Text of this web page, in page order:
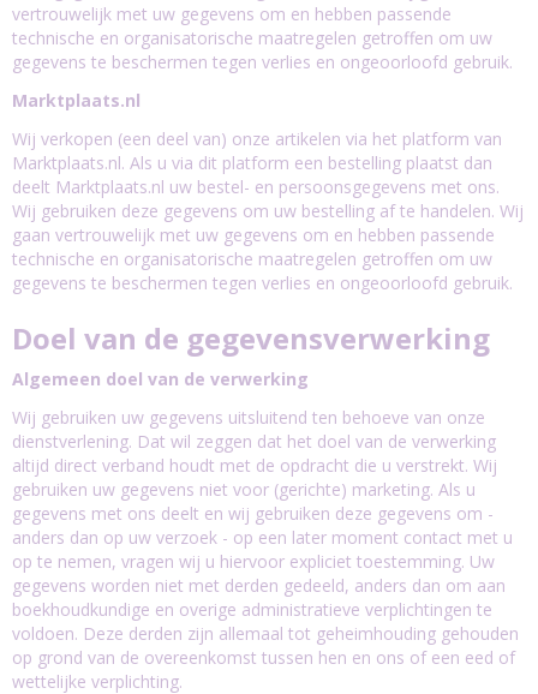
vertrouwelijk met uw gegevens om en hebben passende
technische en organisatorische maatregelen getroffen om uw
gegevens te beschermen tegen verlies en ongeoorloofd gebruik.
Marktplaats.nl
Wij verkopen (een deel van) onze artikelen via het platform van
Marktplaats.nl. Als u via dit platform een bestelling plaatst dan
deelt Marktplaats.nl uw bestel- en persoonsgegevens met ons.
Wij gebruiken deze gegevens om uw bestelling af te handelen. Wij
gaan vertrouwelijk met uw gegevens om en hebben passende
technische en organisatorische maatregelen getroffen om uw
gegevens te beschermen tegen verlies en ongeoorloofd gebruik.
Doel van de gegevensverwerking
Algemeen doel van de verwerking
Wij gebruiken uw gegevens uitsluitend ten behoeve van onze
dienstverlening. Dat wil zeggen dat het doel van de verwerking
altijd direct verband houdt met de opdracht die u verstrekt. Wij
gebruiken uw gegevens niet voor (gerichte) marketing. Als u
gegevens met ons deelt en wij gebruiken deze gegevens om -
anders dan op uw verzoek - op een later moment contact met u
op te nemen, vragen wij u hiervoor expliciet toestemming. Uw
gegevens worden niet met derden gedeeld, anders dan om aan
boekhoudkundige en overige administratieve verplichtingen te
voldoen. Deze derden zijn allemaal tot geheimhouding gehouden
op grond van de overeenkomst tussen hen en ons of een eed of
wettelijke verplichting.